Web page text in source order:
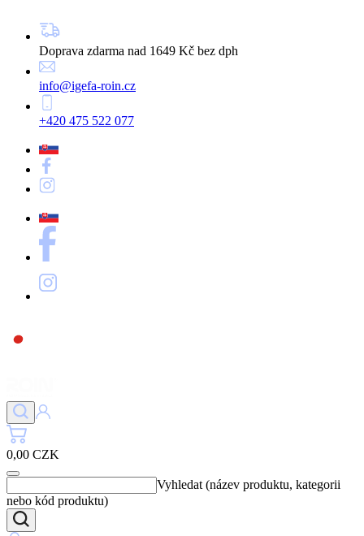
Doprava zdarma nad 1649 Kč bez dph
info@igefa-roin.cz
+420 475 522 077
0,00 CZK
Vyhledat (název produktu, kategorii
nebo kód produktu)